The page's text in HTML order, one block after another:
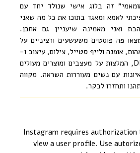
זה בלוג אישי שנולד יחד עם
לאמא ומאגד בתוכו את כל מה שאני
ואני מאמינה שיעניין גם אתכן.
פה פוסטים משעשעים ורציניים על
אופנה ולייף סטייל, צילום, עיצוב ו-
DIY, המלצות על מעצבים ומוצרים מעולים
עם נשים מעוררות השראה. מקווה
ותחזרו לבקר.
Instagram requires authorization
view a user profile. Use